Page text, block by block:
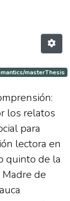
masterThesis
los relatos
para
lectora en
quinto de la
de